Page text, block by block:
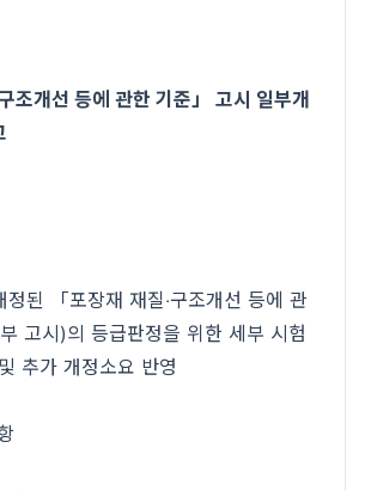
구조개선 등에 관한 기준」 고시 일부개
정된 「포장재 재질‧구조개선 등에 관
고시)의 등급판정을 위한 세부 시험
추가 개정소요 반영